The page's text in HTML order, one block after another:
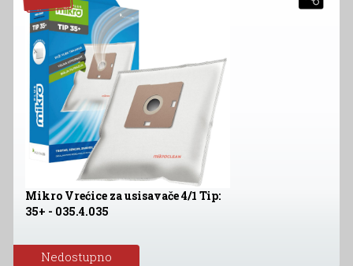
Mikro Vrećice za usisavače 4/1 Tip:
35+ - 035.4.035
Nedostupno